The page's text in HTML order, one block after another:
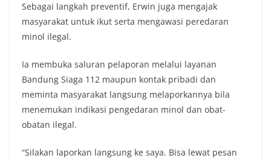
Sebagai langkah preventif, Erwin juga mengajak
masyarakat untuk ikut serta mengawasi peredaran
minol ilegal.
Ia membuka saluran pelaporan melalui layanan
Bandung Siaga 112 maupun kontak pribadi dan
meminta masyarakat langsung melaporkannya bila
menemukan indikasi pengedaran minol dan obat-
obatan ilegal.
“Silakan laporkan langsung ke saya. Bisa lewat pesan